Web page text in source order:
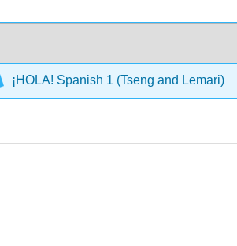
¡HOLA! Spanish 1 (Tseng and Lemari)